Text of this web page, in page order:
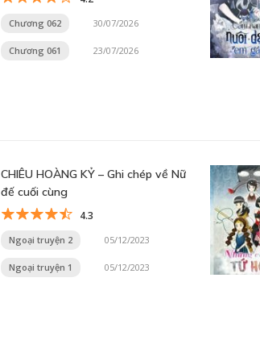
Chương 062 30/07/2026
Chương 061 23/07/2026
CHIÊU HOÀNG KỶ – Ghi chép về Nữ
đế cuối cùng
4.3
Ngoại truyện 2 05/12/2023
Ngoại truyện 1 05/12/2023